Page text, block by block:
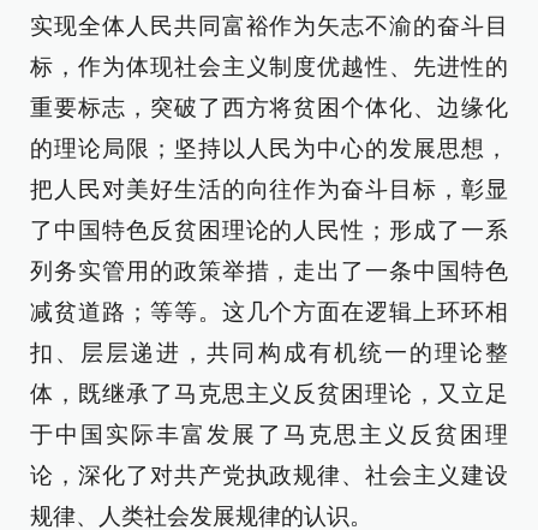
实现全体人民共同富裕作为矢志不渝的奋斗目
标，作为体现社会主义制度优越性、先进性的
重要标志，突破了西方将贫困个体化、边缘化
的理论局限；坚持以人民为中心的发展思想，
把人民对美好生活的向往作为奋斗目标，彰显
了中国特色反贫困理论的人民性；形成了一系
列务实管用的政策举措，走出了一条中国特色
减贫道路；等等。这几个方面在逻辑上环环相
扣、层层递进，共同构成有机统一的理论整
体，既继承了马克思主义反贫困理论，又立足
于中国实际丰富发展了马克思主义反贫困理
论，深化了对共产党执政规律、社会主义建设
规律、人类社会发展规律的认识。